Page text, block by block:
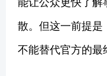
散。但这一前提是
不能替代官方的最